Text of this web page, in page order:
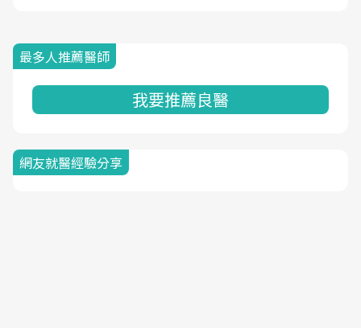
最多人推薦醫師
我要推薦良醫
網友就醫經驗分享